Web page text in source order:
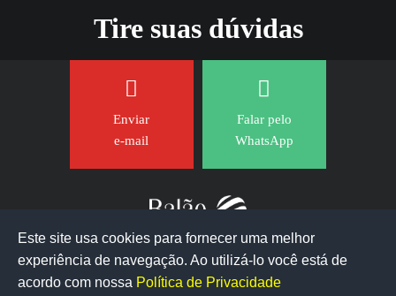
Tire suas dúvidas
Enviar
e-mail
Falar pelo
WhatsApp
Este site usa cookies para fornecer uma melhor
experiência de navegação. Ao utilizá-lo você está de
acordo com nossa Política de Privacidade